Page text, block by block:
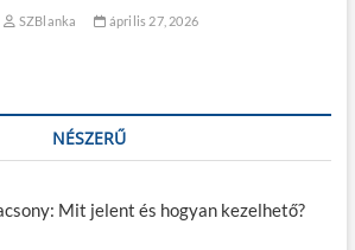
SZBlanka április 27, 2026
NÉSZERŰ
Mit jelent és hogyan kezelhető?